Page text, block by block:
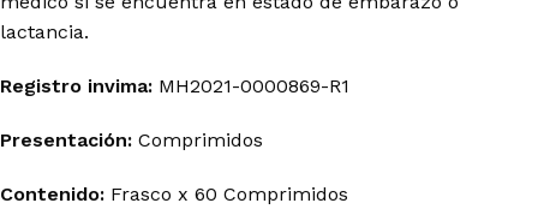
lactancia.
Registro invima: MH2021-0000869-R1
Presentación: Comprimidos
Contenido: Frasco x 60 Comprimidos